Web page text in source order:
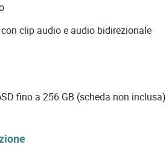
clip audio e audio bidirezionale
fino a 256 GB (scheda non inclusa)